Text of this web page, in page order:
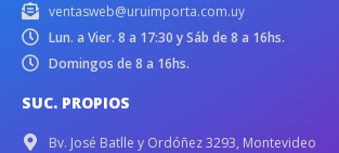
ventasweb@uruimporta.com.uy
Lun. a Vier. 8 a 17:30 y Sáb de 8 a 16hs.
Domingos de 8 a 16hs.
SUC. PROPIOS
Bv. José Batlle y Ordóñez 3293, Montevideo